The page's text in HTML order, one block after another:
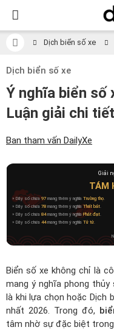
Dịch biển số xe
Dịch biển số xe
Ý nghĩa biển số
Luận giải chi
Ban tham vấn DailyXe
Giải
TÁM
» Dãy số chứa97 mang thêm ý nghĩa Trường thọ.
» Dãy số chứa 78 mang thêm ý nghĩaThất bát.
» Dãy số chứa 84mang thêm ý nghĩaPhát đạt.
» Dãy số chứa 44mang thêm ý nghĩa Tứ tử.
Biển số xe không chỉ là
mang ý nghĩa phong
là khi lựa chọn hoặcDịch
nhất 2026. Trong đó,
tâm nhờ sự đặc biệt